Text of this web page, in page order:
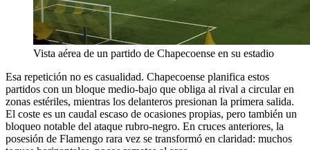
Vista aérea de un partido de Chapecoense en su estadio
Esa repetición no es casualidad. Chapecoense planifica estos
partidos con un bloque medio-bajo que obliga al rival a circular en
zonas estériles, mientras los delanteros presionan la primera salida.
El coste es un caudal escaso de ocasiones propias, pero también un
bloqueo notable del ataque rubro-negro. En cruces anteriores, la
posesión de Flamengo rara vez se transformó en claridad: muchos